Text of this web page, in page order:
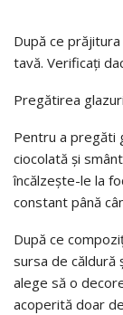
După ce
tavă. Verificați
Pregătirea
Pentru a pregăti
ciocolată și
încălzește-le la
constant până
După ce
sursa de
alege să o
acoperită doar